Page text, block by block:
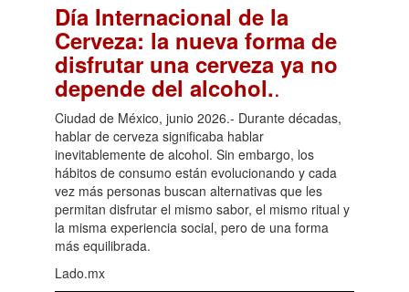
Día Internacional de la
Cerveza: la nueva forma de
disfrutar una cerveza ya no
depende del alcohol..
Ciudad de México, junio 2026.- Durante décadas,
hablar de cerveza significaba hablar
inevitablemente de alcohol. Sin embargo, los
hábitos de consumo están evolucionando y cada
vez más personas buscan alternativas que les
permitan disfrutar el mismo sabor, el mismo ritual y
la misma experiencia social, pero de una forma
más equilibrada.
Lado.mx